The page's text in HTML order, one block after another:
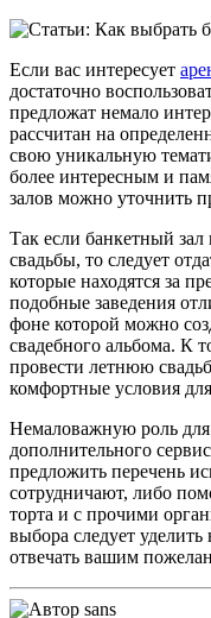
Если вас интересует
достаточно
предложат немало
рассчитан на
свою уникальную
более интересным и
залов можно уточнить
Так если банкетный зал
свадьбы, то следует
которые находятся за
подобные заведения
фоне которой можно
свадебного альбома. К
провести летнюю
комфортные условия
Немаловажную роль
дополнительного
предложить перечень
сотрудничают, либо
торта и с прочими
выбора следует
отвечать вашим